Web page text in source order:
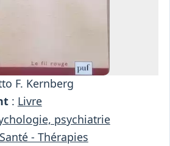
F. Kernberg
: Livre
psychiatrie
Santé - Thérapies